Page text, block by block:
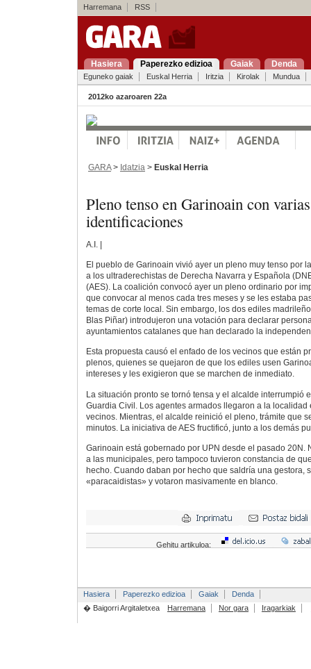
Harremana RSS
Hasiera Paperezko edizioa Gaiak Denda
Eguneko gaiak Euskal Herria Iritzia Kirolak Mundua
2012ko azaroaren 22a
GARA> Idatzia > Euskal Herria
Pleno tenso en Garinoain con varias
identificaciones
A.I. |
El pueblo de Garinoain vivió ayer un pleno muy tenso por
a los ultraderechistas de Derecha Navarra y Española
(AES). La coalición convocó ayer un pleno ordinario por
que convocar al menos cada tres meses y se les estaba
temas de corte local. Sin embargo, los dos ediles
Blas Piñar) introdujeron una votación para declarar
ayuntamientos catalanes que han declarado la
Esta propuesta causó el enfado de los vecinos que están
plenos, quienes se quejaron de que los ediles usen
intereses y les exigieron que se marchen de inmediato.
La situación pronto se tornó tensa y el alcalde interrumpió
Guardia Civil. Los agentes armados llegaron a la localidad
vecinos. Mientras, el alcalde reinició el pleno, trámite que
minutos. La iniciativa de AES fructificó, junto a los demás
Garinoain está gobernado por UPN desde el pasado 20N.
a las municipales, pero tampoco tuvieron constancia de
hecho. Cuando daban por hecho que saldría una gestora,
«paracaidistas» y votaron masivamente en blanco.
Gehitu artikuloa:
Hasiera Paperezko edizioa Gaiak
Denda
� Baigorri Argitaletxea
Harremana Nor gara Iragarkiak